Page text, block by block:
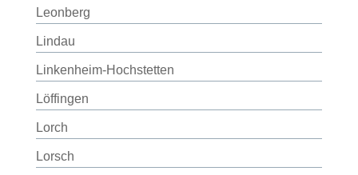
Leonberg
Lindau
Linkenheim-Hochstetten
Löffingen
Lorch
Lorsch